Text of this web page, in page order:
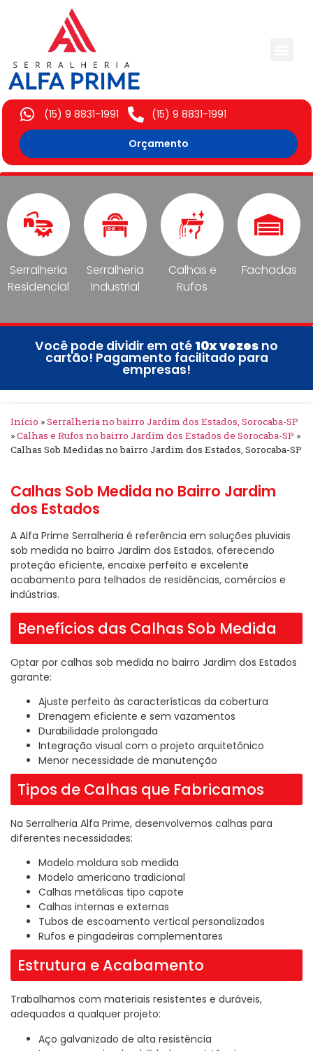
(15) 9 8831-1991 (15) 9 8831-1991
Orçamento
Serralheria
Residencial
Serralheria
Industrial
Calhas e
Rufos
Fachadas
Você pode dividir em até 10x vezes no
cartão! Pagamento facilitado para
empresas!
Início »Serralheria no bairro Jardim dos Estados, Sorocaba-SP
»Calhas e Rufos no bairro Jardim dos Estados de Sorocaba-SP »
Calhas Sob Medidas no bairro Jardim dos Estados, Sorocaba-SP
Calhas Sob Medida no Bairro Jardim
dos Estados
A Alfa Prime Serralheria é referência em soluções pluviais
sob medida no bairro Jardim dos Estados, oferecendo
proteção eficiente, encaixe perfeito e excelente
acabamento para telhados de residências, comércios e
indústrias.
Benefícios das Calhas Sob Medida
Optar por calhas sob medida no bairro Jardim dos Estados
garante:
Ajuste perfeito às características da cobertura
Drenagem eficiente e sem vazamentos
Durabilidade prolongada
Integração visual com o projeto arquitetônico
Menor necessidade de manutenção
Tipos de Calhas que Fabricamos
Na Serralheria Alfa Prime, desenvolvemos calhas para
diferentes necessidades:
Modelo moldura sob medida
Modelo americano tradicional
Calhas metálicas tipo capote
Calhas internas e externas
Tubos de escoamento vertical personalizados
Rufos e pingadeiras complementares
Estrutura e Acabamento
Trabalhamos com materiais resistentes e duráveis,
adequados a qualquer projeto:
Aço galvanizado de alta resistência